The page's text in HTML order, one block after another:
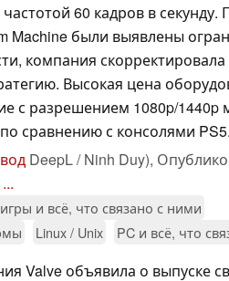
60 кадров в секунду.
Machine были выявлены
компания
Высокая цена
с разрешением 1080p/1440p
сравнению с консолями PS5.
DeepL / Ninh Duy),
...
игры и всё, что связано с ними
Linux / Unix PC и всё, что
Valve объявила о выпуске